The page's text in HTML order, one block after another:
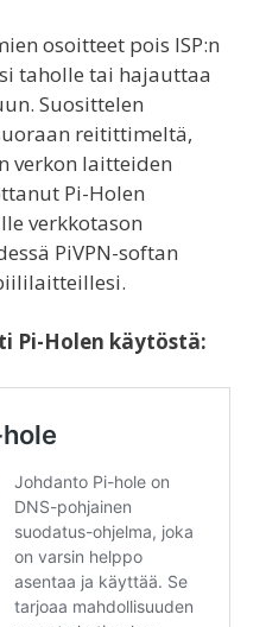
osoitteet pois ISP:n
taholle tai hajauttaa
Suosittelen
reitittimeltä,
verkon laitteiden
Pi-Holen
verkkotason
PiVPN-softan
Pi-Holen käytöstä: